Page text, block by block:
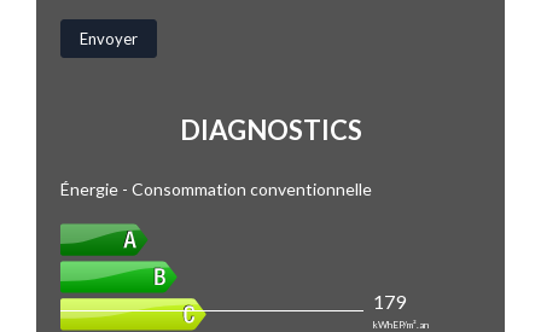
DIAGNOSTICS
Énergie - Consommation conventionnelle
179
kWhEP/m².an